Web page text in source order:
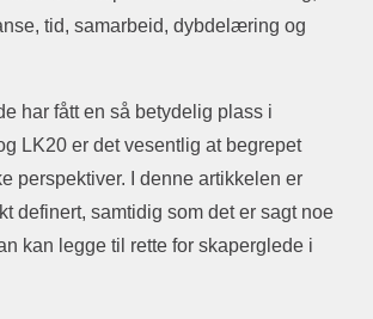
tid, samarbeid, dybdelæring og
har fått en så betydelig plass i
LK20 er det vesentlig at begrepet
perspektiver. I denne artikkelen er
definert, samtidig som det er sagt noe
kan legge til rette for skaperglede i